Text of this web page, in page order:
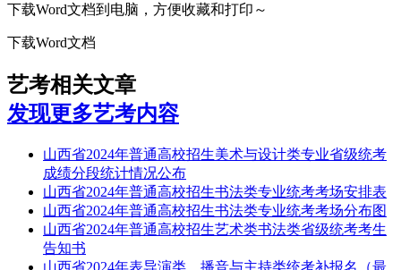
下载Word文档到电脑，方便收藏和打印～
下载Word文档
艺考相关文章
发现更多艺考内容
山西省2024年普通高校招生美术与设计类专业省级统考
成绩分段统计情况公布
山西省2024年普通高校招生书法类专业统考考场安排表
山西省2024年普通高校招生书法类专业统考考场分布图
山西省2024年普通高校招生艺术类书法类省级统考考生
告知书
山西省2024年表导演类、播音与主持类统考补报名（最